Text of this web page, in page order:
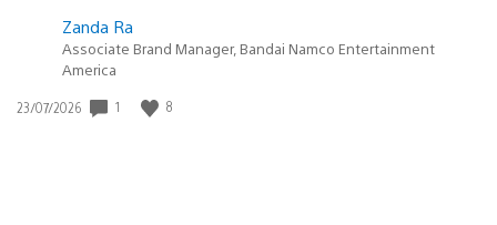
Zanda Ra
Associate Brand Manager, Bandai Namco Entertainment
America
Fecha
23/07/2026 1 8